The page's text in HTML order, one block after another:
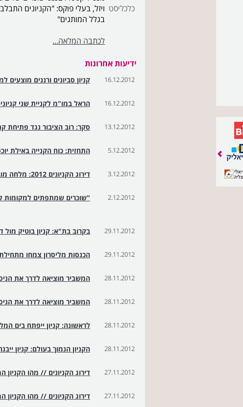
כלכליסט ויזל, בעלי פוקס: "הקניונים
בגלל המותגים"
לכתבה המלאה...
ידיעות אחרונות
16.12.2012 קניון סביונים ורננים
16.12.2012 הראל במו"מ לקניית שני
13.12.2012 סקר: רוב הציבור נגד פתיחת
5.12.2012 התחזית: כוח הקנייה באילת יוכפל
3.12.2012 דירוג הקניונים 2012: מלחה מוביל, קניון רמת-אביב אחריו
2.12.2012 "שוכרים שמתפתים למקומות
29.11.2012 בקרוב בת"א: קניון בוטיק מול
29.11.2012 הכנסות מליסרון צמחו מתחילת השנה ל-
28.11.2012 המשביר מוציאה לדרך את
28.11.2012 המשביר מוציאה לדרך את
28.11.2012 לראשונה: קניון ייפתח בים המלח
28.11.2012 הקניון הנמוך בעולם: קניון ייבנה בים
27.11.2012 דירוג הקניונים // מהו הקניון
27.11.2012 דירוג הקניונים // מהו הקניון